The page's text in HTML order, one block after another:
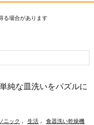
る場合があります
純な皿洗いをパズルに
ニック , 生活 ,
食器洗い乾燥機